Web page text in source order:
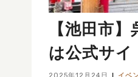
【池田市
は公式サイ
2025年12月24日 イベ